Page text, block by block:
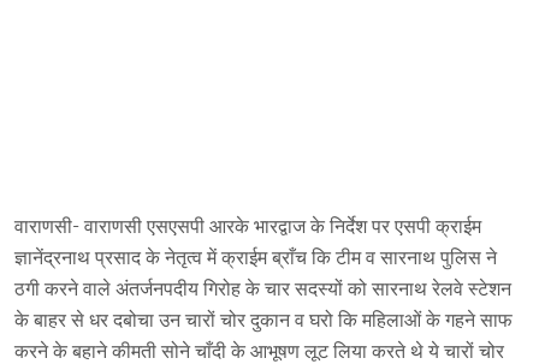
वाराणसी- वाराणसी एसएसपी आरके भारद्वाज के निर्देश पर एसपी क्राईम
ज्ञानेंद्रनाथ प्रसाद के नेतृत्व में क्राईम ब्राँच कि टीम व सारनाथ पुलिस ने
ठगी करने वाले अंतर्जनपदीय गिरोह के चार सदस्यों को सारनाथ रेलवे स्टेशन
के बाहर से धर दबोचा उन चारों चोर दुकान व घरो कि महिलाओं के गहने साफ
करने के बहाने कीमती सोने चाँदी के आभूषण लूट लिया करते थे ये चारों चोर